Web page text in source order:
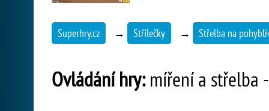
Superhry.cz → Střílečky → Střelba na
Ovládání hry:míření a střelba